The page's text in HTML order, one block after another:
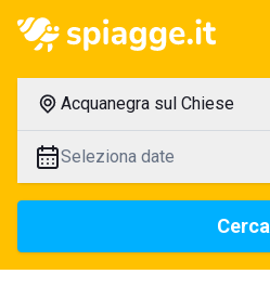
Acquanegra sul Chiese
Seleziona date
Cerca